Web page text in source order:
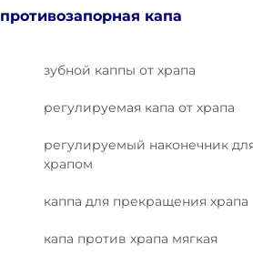
противозапорная капа
зубной каппы от храпа
регулируемая капа от храпа
регулируемый наконечник
храпом
каппа для прекращения храпа
капа против храпа мягкая